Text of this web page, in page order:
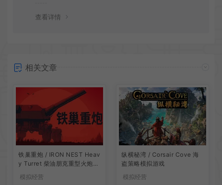
查看详情
相关文章
铁巢重炮 / IRON NEST Heav
y Turret 柴油朋克重型火炮游
戏
模拟经营
纵横秘湾 / Corsair Cove 海
盗策略模拟游戏
模拟经营